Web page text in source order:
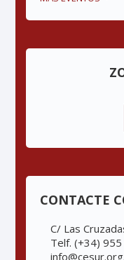
CONTACTE
C/ Las
Telf. (+34)